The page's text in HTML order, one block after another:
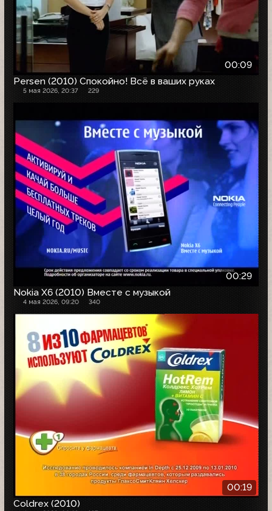
00:09
Persen (2010) Спокойно! Всё в ваших руках
5 мая 2026, 20:37 229
00:29
Nokia X6 (2010) Вместе с музыкой
4 мая 2026, 09:20 340
00:19
Coldrex (2010)